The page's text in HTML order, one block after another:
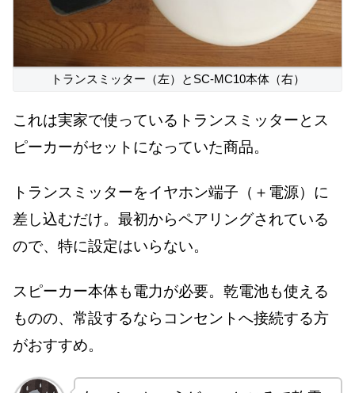
トランスミッター（左）とSC-MC10本体（右）
これは実家で使っているトランスミッターとス
ピーカーがセットになっていた商品。
トランスミッターをイヤホン端子（＋電源）に
差し込むだけ。最初からペアリングされている
ので、特に設定はいらない。
スピーカー本体も電力が必要。乾電池も使える
ものの、常設するならコンセントへ接続する方
がおすすめ。